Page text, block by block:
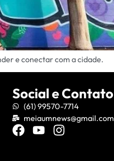
e conectar com a cidade.
Social e Contato
(61) 99570-7714
meiaumnews@gmail.com